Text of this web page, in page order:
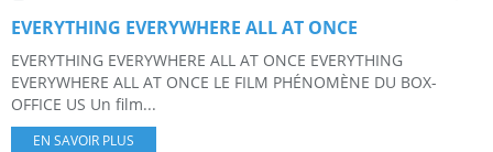
EVERYTHING EVERYWHERE ALL AT ONCE
EVERYTHING EVERYWHERE ALL AT ONCE EVERYTHING
EVERYWHERE ALL AT ONCE LE FILM PHÉNOMÈNE DU BOX-
OFFICE US Un film...
EN SAVOIR PLUS